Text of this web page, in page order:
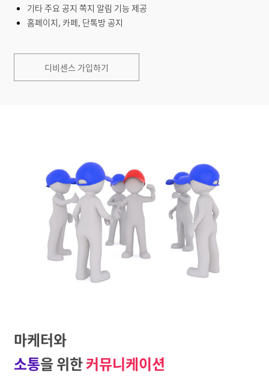
기타 주요 공지 쪽지 알림 기능 제공
홈페이지, 카페, 단톡방 공지
디비센스 가입하기
마케터와
소통을 위한커뮤니케이션